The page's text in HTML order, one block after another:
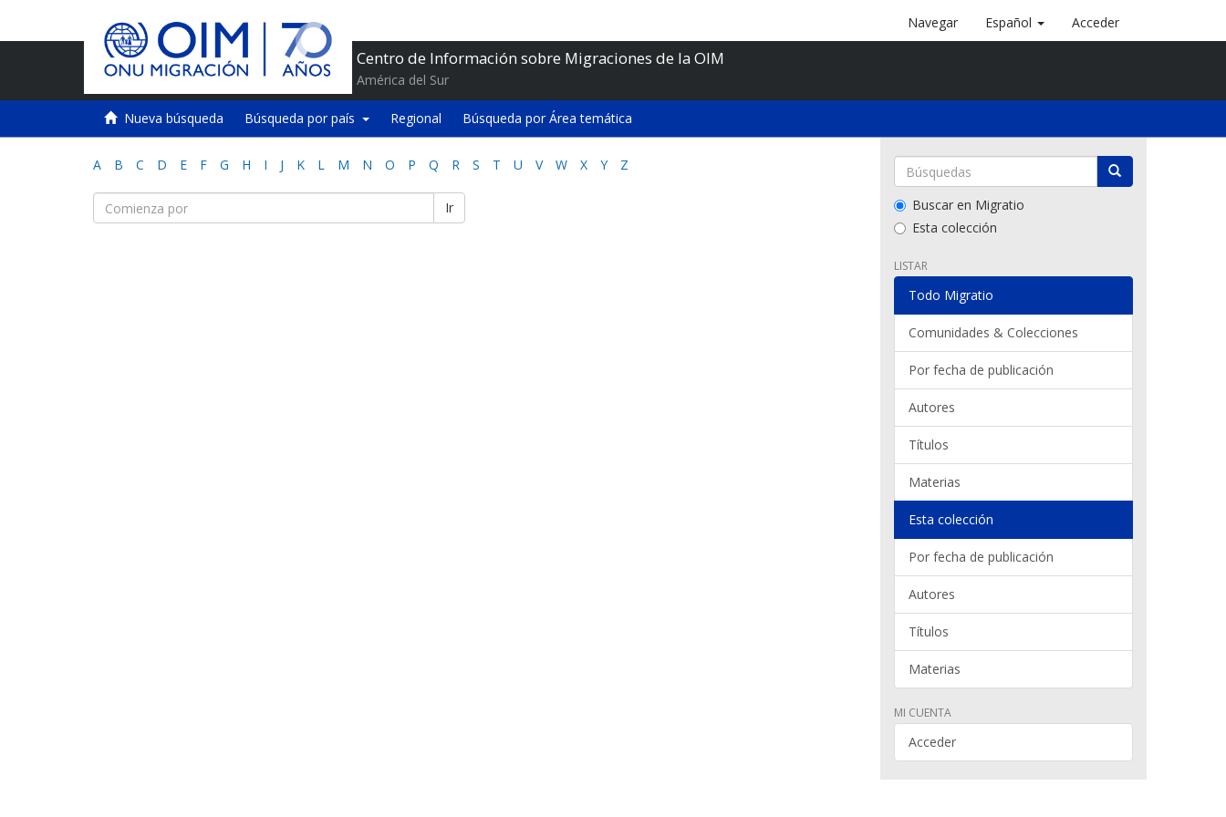
Centro de Información sobre Migraciones de la OIM
América del Sur
Navegar Español Acceder
Nueva búsqueda Búsqueda por país Regional Búsqueda por Área temática
A B C D E F G H I J K L M N O P Q R S T U V W X Y Z
Ir
Buscar en Migratio
Esta colección
LISTAR
Todo Migratio
Comunidades & Colecciones
Por fecha de publicación
Autores
Títulos
Materias
Esta colección
Por fecha de publicación
Autores
Títulos
Materias
MI CUENTA
Acceder